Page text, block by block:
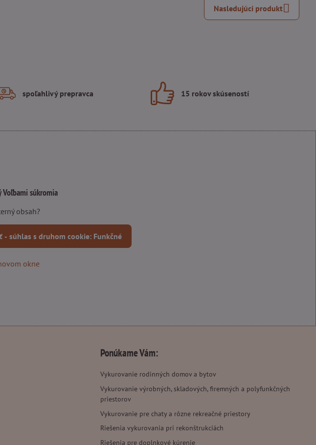
Nasledujúci produkt
spoľahlivý prepravca 15 rokov skúseností
Voľbami súkromia
obsah?
- súhlas s druhom cookie: Funkčné
okne
Ponúkame Vám:
Vykurovanie rodinných domov a bytov
Vykurovanie výrobných, skladových, firemných a polyfunkčných
priestorov
Vykurovanie pre chaty a rôzne rekreačné priestory
Riešenia vykurovania pri rekonštrukciách
Riešenia pre doplnkové kúrenie